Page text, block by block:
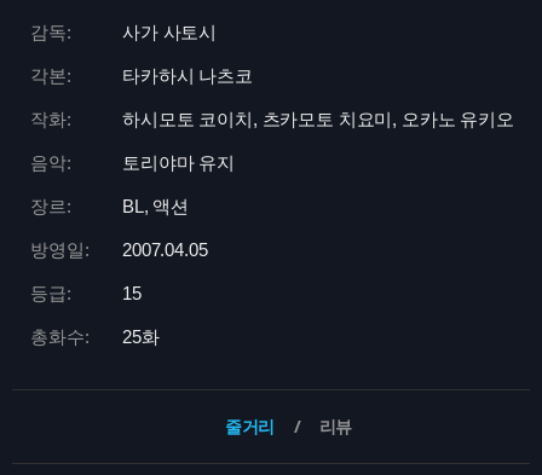
감독: 사가 사토시
각본: 타카하시 나츠코
작화: 하시모토 코이치, 츠카모토 치요미, 오카노 유키오
음악: 토리야마 유지
장르: BL, 액션
방영일: 2007.04.05
등급: 15
총화수: 25화
줄거리 리뷰